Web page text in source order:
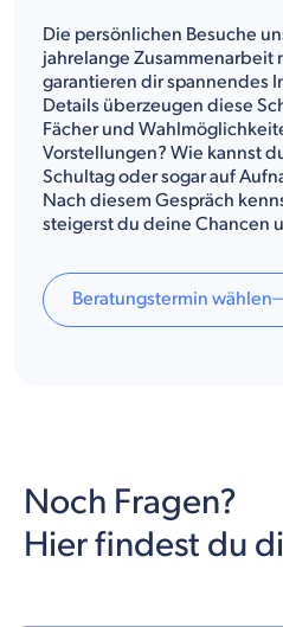
Die persönlichen Besuche
jahrelange Zusammenarbeit
garantieren dir spannendes
Details überzeugen diese
Fächer und
Vorstellungen? Wie kannst
Schultag oder sogar auf
Nach diesem Gespräch
steigerst du deine Chancen
Beratungstermin wählen
Noch Fragen?
Hier findest du